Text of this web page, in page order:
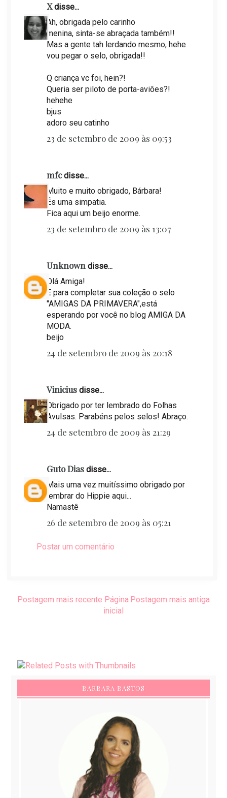
Xdisse...
Ah, obrigada pelo carinho
menina, sinta-se abraçada também!!
Mas a gente tah lerdando mesmo, hehe
vou pegar o selo, obrigada!!
Q criança vc foi, hein?!
Queria ser piloto de porta-aviões?!
hehehe
bjus
adoro seu catinho
23 de setembro de 2009 às 09:53
mfcdisse...
Muito e muito obrigado, Bárbara!
És uma simpatia.
Fica aqui um beijo enorme.
23 de setembro de 2009 às 13:07
Unknowndisse...
Olá Amiga!
E para completar sua coleção o selo
"AMIGAS DA PRIMAVERA",está
esperando por você no blog AMIGA DA
MODA.
beijo
24 de setembro de 2009 às 20:18
Viniciusdisse...
Obrigado por ter lembrado do Folhas
Avulsas. Parabéns pelos selos! Abraço.
24 de setembro de 2009 às 21:29
Guto Diasdisse...
Mais uma vez muitíssimo obrigado por
lembrar do Hippie aqui...
Namastê
26 de setembro de 2009 às 05:21
Postar um comentário
Postagem mais recente Postagem mais antiga
Página
inicial
BARBARA BASTOS